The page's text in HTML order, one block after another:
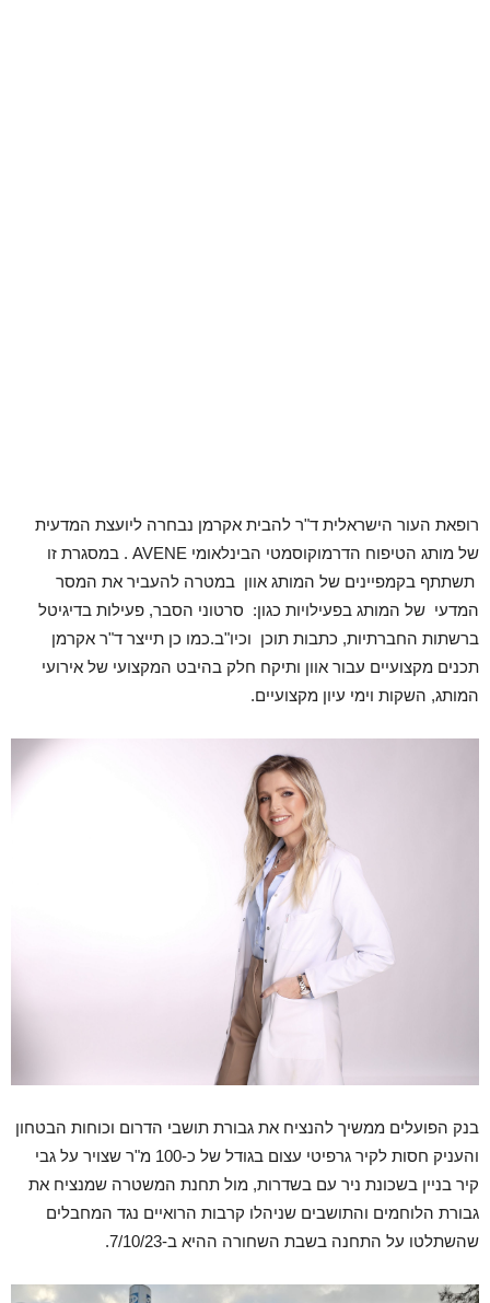
רופאת העור הישראלית ד"ר להבית אקרמן נבחרה ליועצת המדעית
של מותג הטיפוח הדרמוקוסמטי הבינלאומי AVENE . במסגרת זו
תשתתף בקמפיינים של המותג אוון במטרה להעביר את המסר
המדעי של המותג בפעילויות כגון: סרטוני הסבר, פעילות בדיגיטל
ברשתות החברתיות, כתבות תוכן וכיו"ב.כמו כן תייצר ד"ר אקרמן
תכנים מקצועיים עבור אוון ותיקח חלק בהיבט המקצועי של אירועי
המותג, השקות וימי עיון מקצועיים.
בנק הפועלים ממשיך להנציח את גבורת תושבי הדרום וכוחות הבטחון
והעניק חסות לקיר גרפיטי עצום בגודל של כ-100 מ"ר שצויר על גבי
קיר בניין בשכונת ניר עם בשדרות, מול תחנת המשטרה שמנציח את
גבורת הלוחמים והתושבים שניהלו קרבות הרואיים נגד המחבלים
שהשתלטו על התחנה בשבת השחורה ההיא ב-7/10/23.